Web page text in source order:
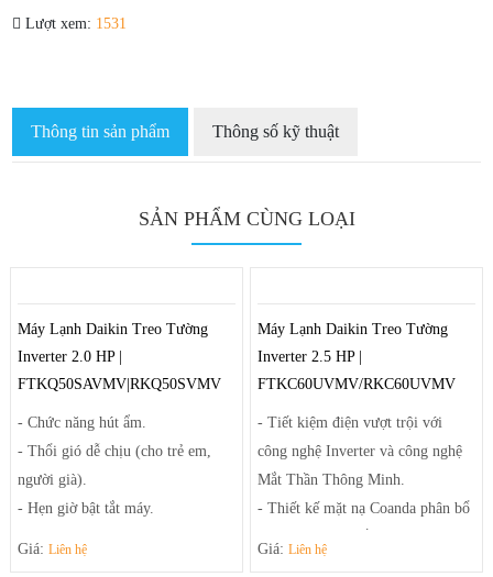
Lượt xem: 1531
Thông tin sản phẩm Thông số kỹ thuật
SẢN PHẨM CÙNG LOẠI
Máy Lạnh Daikin Treo Tường
Inverter 2.0 HP |
FTKQ50SAVMV|RKQ50SVMV
- Chức năng hút ẩm.
- Thổi gió dễ chịu (cho trẻ em,
người già).
- Hẹn giờ bật tắt máy.
Giá:Liên hệ
Máy Lạnh Daikin Treo Tường
Inverter 2.5 HP |
FTKC60UVMV/RKC60UVMV
- Tiết kiệm điện vượt trội với
công nghệ Inverter và công nghệ
Mắt Thần Thông Minh.
- Thiết kế mặt nạ Coanda phân bổ
Giá: Liên hệ